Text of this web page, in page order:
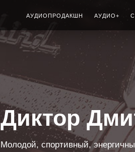
Диктор
Молодой, спортивный,
АУДИОПРОДАКШН АУДИО+